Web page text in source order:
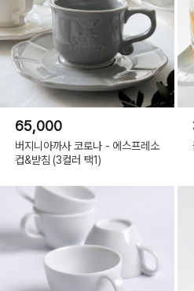
65,000
버지니아까사 코로나 - 에스프레소
컵&받침 (3컬러 택1)